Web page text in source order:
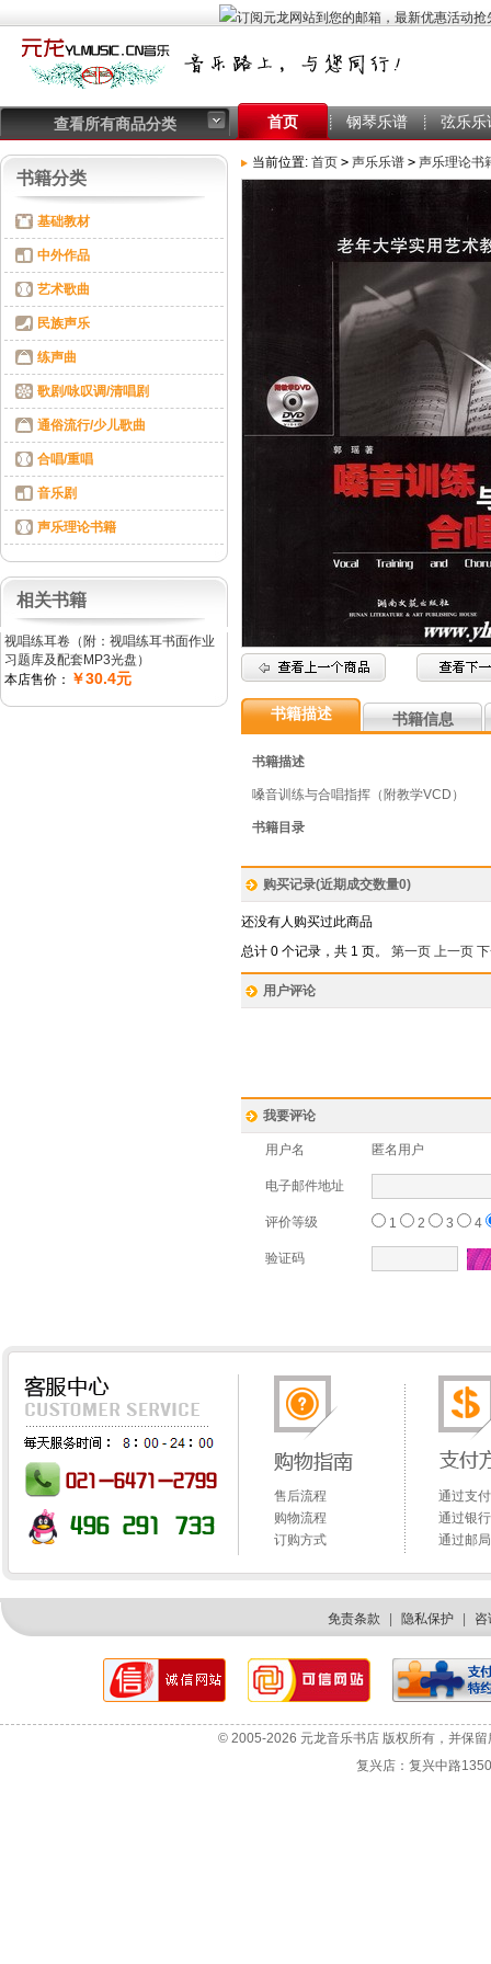
查看所有商品分类 首页 钢琴乐谱 弦乐乐
书籍分类
基础教材
中外作品
艺术歌曲
民族声乐
练声曲
歌剧/咏叹调/清唱剧
通俗流行/少儿歌曲
合唱/重唱
音乐剧
声乐理论书籍
相关书籍
视唱练耳卷（附：视唱练耳书面作业
习题库及配套MP3光盘）
本店售价： ￥30.4元
当前位置: 首页 > 声乐乐谱 > 声乐理论书
书籍描述 书籍信息
书籍描述
嗓音训练与合唱指挥（附教学VCD）
书籍目录
购买记录(近期成交数量0)
还没有人购买过此商品
总计 0 个记录，共 1 页。 第一页 上一页
用户评论
我要评论
用户名 匿名用户
电子邮件地址
评价等级 1 2 3 4
验证码
售后流程
购物流程
订购方式
通过支
通过银
通过邮
网站故障报告
选机咨询
投诉与建议
免责条款 隐私保护 咨
© 2005-2026 元龙音乐书店 版权所有，并保留
复兴店：复兴中路